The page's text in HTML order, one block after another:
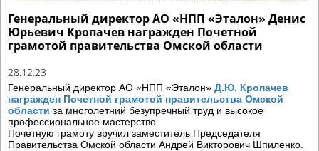
Генеральный директор АО «НПП «Эталон» Денис
Юрьевич Кропачев награжден Почетной
грамотой правительства Омской области
28.12.23
Генеральный директор АО «НПП «Эталон» Д.Ю. Кропачев
награжден Почетной грамотой правительства Омской
области за многолетний безупречный труд и высокое
профессиональное мастерство.
Почетную грамоту вручил заместитель Председателя
Правительства Омской области Андрей Викторович Шпиленко.